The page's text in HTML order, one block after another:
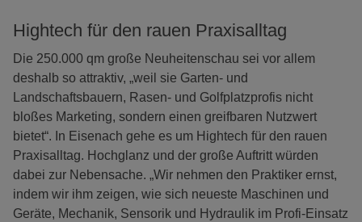
Hightech für den rauen Praxisalltag
Die 250.000 qm große Neuheitenschau sei vor allem
deshalb so attraktiv, „weil sie Garten- und
Landschaftsbauern, Rasen- und Golfplatzprofis nicht
bloßes Marketing, sondern einen greifbaren Nutzwert
bietet“. In Eisenach gehe es um Hightech für den rauen
Praxisalltag. Hochglanz und der große Auftritt würden
dabei zur Nebensache. „Wir nehmen den Praktiker ernst,
indem wir ihm zeigen, wie sich neueste Maschinen und
Geräte, Mechanik, Sensorik und Hydraulik im Profi-Einsatz